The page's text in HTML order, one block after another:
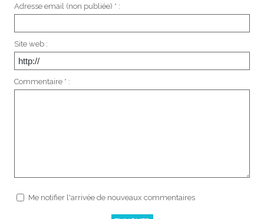
Adresse email (non publiée) * :
Site web :
Commentaire * :
Me notifier l'arrivée de nouveaux commentaires